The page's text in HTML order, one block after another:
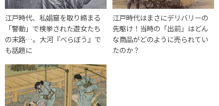
江戸時代、私娼窟を取り締まる
「警動」で検挙された遊女たち
の末路…。大河『べらぼう』で
も話題に
江戸時代はまさにデリバリーの
先駆け！当時の「出前」はどん
な商品がどのように売られてい
たのか？